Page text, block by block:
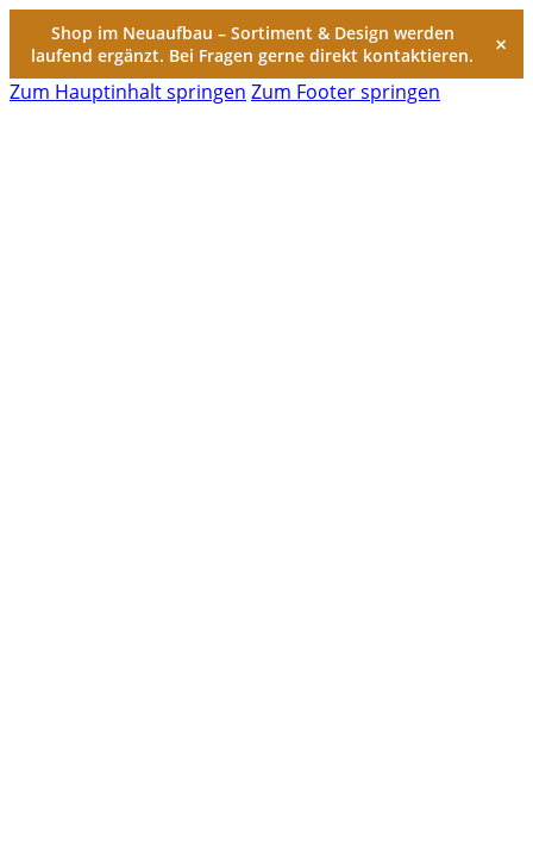
Shop im Neuaufbau – Sortiment & Design werden
laufend ergänzt. Bei Fragen gerne direkt kontaktieren.
×
Zum Hauptinhalt springen Zum Footer springen